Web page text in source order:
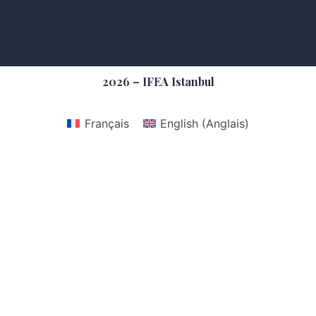
2026 – IFEA Istanbul
Français English(Anglais)